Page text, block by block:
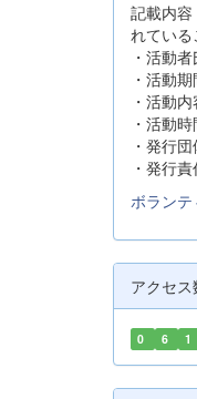
記載内容
れている
・活動
・活動
・活動内
・活動
・発行
・発行
ボランテ
アクセス
0 6 1